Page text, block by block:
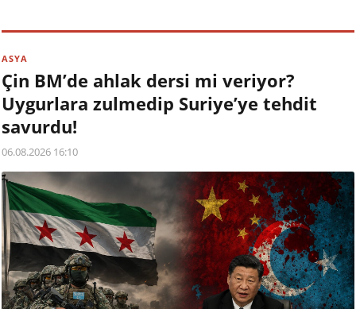
iniş…
ASYA
Çin BM’de ahlak dersi mi veriyor?
Uygurlara zulmedip Suriye’ye tehdit
savurdu!
06.08.2026 16:10